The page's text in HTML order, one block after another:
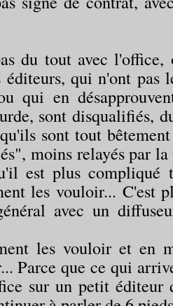
du tout avec l'office,
qui n'ont pas
qui en
sont disqualifiés,
sont tout
moins relayés par
est plus compliqué
les vouloir... C'est
avec un
les vouloir et en
Parce que ce qui
sur un petit